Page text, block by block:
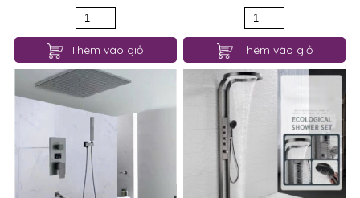
Thêm vào giỏ Thêm vào giỏ